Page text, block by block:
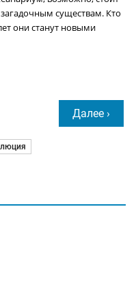
существам. Кто
они станут новыми
Далее ›